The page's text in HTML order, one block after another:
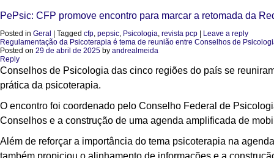
PePsic: CFP promove encontro para marcar a retomada da
Posted in Geral Tagged cfp, pepsic, Psicologia, revista pcp
Leave a reply
Regulamentação da Psicoterapia é tema de reunião entre Conselhos de
Posted on 29 de abril de 2025 by andrealmeida
Reply
Conselhos de Psicologia das cinco regiões do país se
prática da psicoterapia.
O encontro foi coordenado pelo Conselho Federal de
Conselhos e a construção de uma agenda amplificada de
Além de reforçar a importância do tema psicoterapia na
também propiciou o alinhamento de informações e a